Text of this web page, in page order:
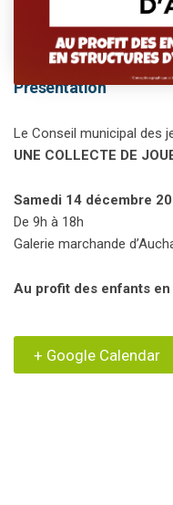
This event has passed.
Présentation
Le Conseil municipal des
UNE COLLECTE DE
Samedi 14 décembre
De 9h à 18h
Galerie marchande
Au profit des enfants en
+ Google Calendar